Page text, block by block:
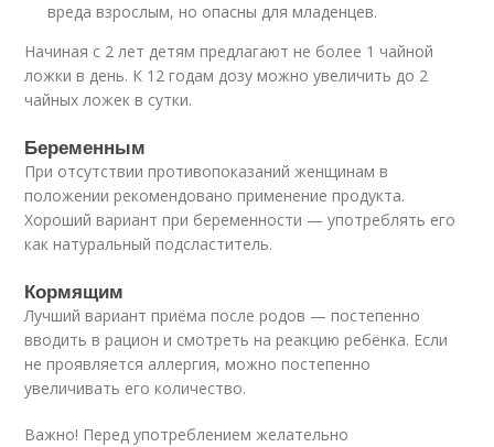
вреда взрослым, но опасны для младенцев.
Начиная с 2 лет детям предлагают не более 1 чайной
ложки в день. К 12 годам дозу можно увеличить до 2
чайных ложек в сутки.
Беременным
При отсутствии противопоказаний женщинам в
положении рекомендовано применение продукта.
Хороший вариант при беременности — употреблять его
как натуральный подсластитель.
Кормящим
Лучший вариант приёма после родов — постепенно
вводить в рацион и смотреть на реакцию ребёнка. Если
не проявляется аллергия, можно постепенно
увеличивать его количество.
Важно! Перед употреблением желательно